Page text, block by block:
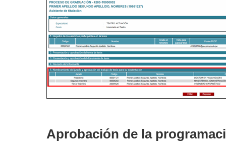
Aprobación de la